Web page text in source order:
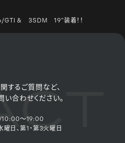
GTI & 3SDM 19”装着！！
するご質問など、
い合わせください。
～19:00
日、第1・第3火曜日